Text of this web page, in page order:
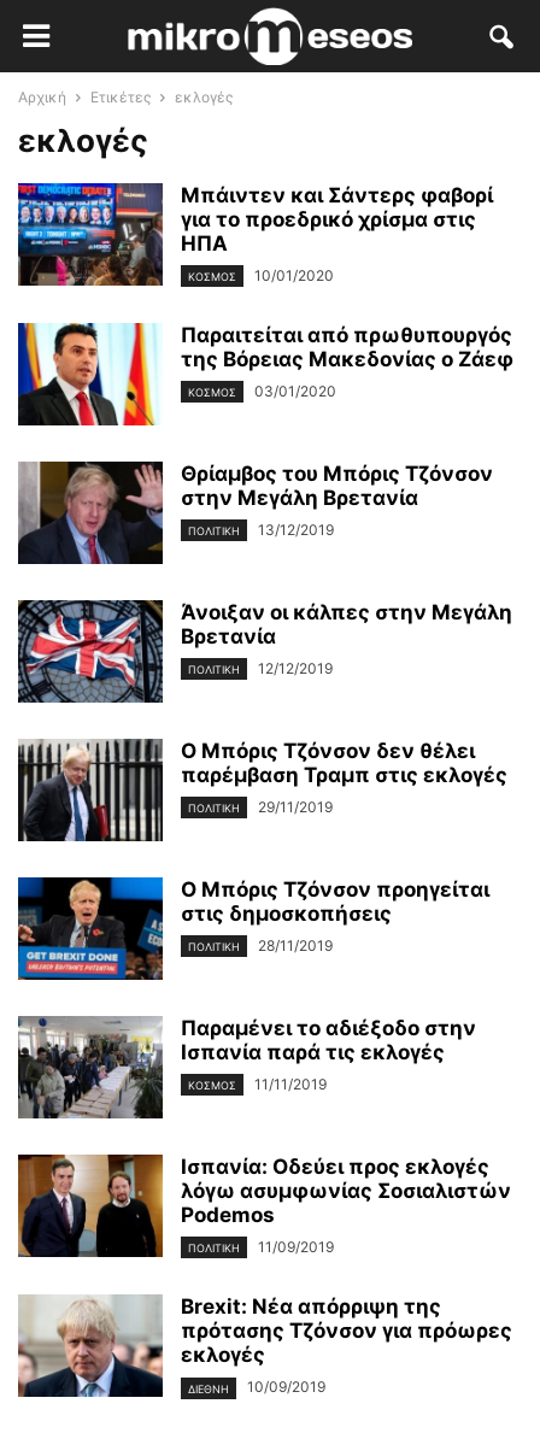
Αρχική Ετικέτες εκλογές
εκλογές
Μπάιντεν και Σάντερς φαβορί
για το προεδρικό χρίσμα στις
ΗΠΑ
ΚΌΣΜΟΣ 10/01/2020
Παραιτείται από πρωθυπουργός
της Βόρειας Μακεδονίας ο Ζάεφ
ΚΌΣΜΟΣ 03/01/2020
Θρίαμβος του Μπόρις Τζόνσον
στην Μεγάλη Βρετανία
ΠΟΛΙΤΙΚΉ 13/12/2019
Άνοιξαν οι κάλπες στην Μεγάλη
Βρετανία
ΠΟΛΙΤΙΚΉ 12/12/2019
Ο Μπόρις Τζόνσον δεν θέλει
παρέμβαση Τραμπ στις εκλογές
ΠΟΛΙΤΙΚΉ 29/11/2019
Ο Μπόρις Τζόνσον προηγείται
στις δημοσκοπήσεις
ΠΟΛΙΤΙΚΉ 28/11/2019
Παραμένει το αδιέξοδο στην
Ισπανία παρά τις εκλογές
ΚΌΣΜΟΣ 11/11/2019
Ισπανία: Οδεύει προς εκλογές
λόγω ασυμφωνίας Σοσιαλιστών
Podemos
ΠΟΛΙΤΙΚΉ 11/09/2019
Brexit: Νέα απόρριψη της
πρότασης Τζόνσον για πρόωρες
εκλογές
ΔΙΕΘΝΉ 10/09/2019